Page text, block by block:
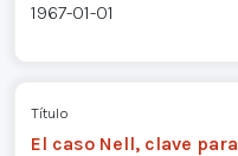
1967-01-01
Título
El caso Nell, clave